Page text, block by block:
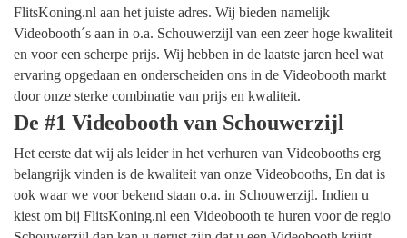
FlitsKoning.nl aan het juiste adres. Wij bieden namelijk
Videobooth´s aan in o.a. Schouwerzijl van een zeer hoge kwaliteit
en voor een scherpe prijs. Wij hebben in de laatste jaren heel wat
ervaring opgedaan en onderscheiden ons in de Videobooth markt
door onze sterke combinatie van prijs en kwaliteit.
De #1 Videobooth van Schouwerzijl
Het eerste dat wij als leider in het verhuren van Videobooths erg
belangrijk vinden is de kwaliteit van onze Videobooths, En dat is
ook waar we voor bekend staan o.a. in Schouwerzijl. Indien u
kiest om bij FlitsKoning.nl een Videobooth te huren voor de regio